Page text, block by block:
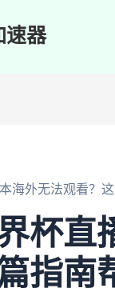
速器
海外无法观看？
杯直
指南